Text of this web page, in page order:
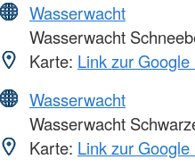
Wasserwacht
Wasserwacht
Karte: Link zur
Wasserwacht
Wasserwacht
Karte: Link zur